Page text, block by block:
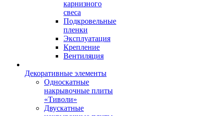
карнизного
свеса
Подкровельные
пленки
Эксплуатация
Крепление
Вентиляция
Декоративные элементы
Односкатные
накрывочные плиты
«Тиволи»
Двускатные